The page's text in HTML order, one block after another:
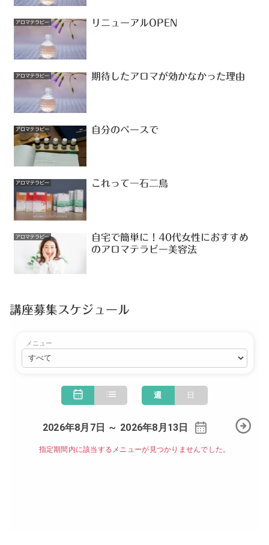
アロマテラピー リニューアルOPEN
アロマテラピー 期待したアロマが効かなかった理由
アロマテラピー 自分のペースで
アロマテラピー これって一石二鳥
アロマテラピー
自宅で簡単に！40代女性におすすめ
のアロマテラピー美容法
講座募集スケジュール